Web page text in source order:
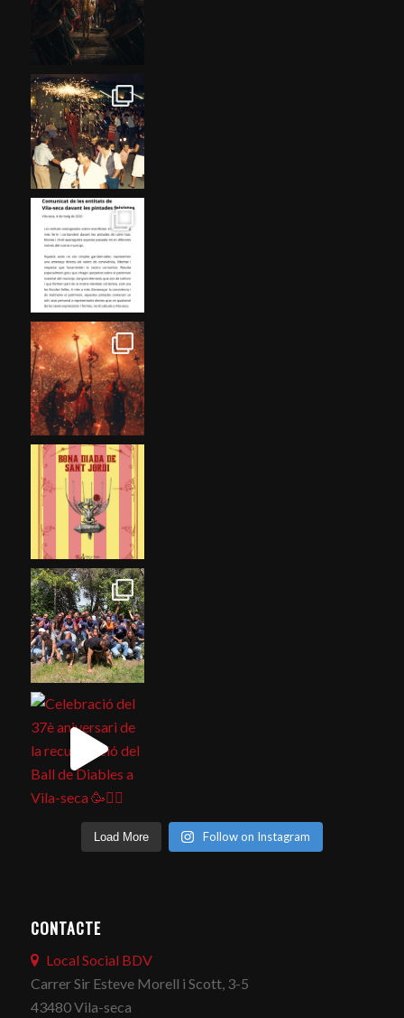
Load More Follow on Instagram
CONTACTE
Local Social BDV
Carrer Sir Esteve Morell i Scott, 3-5
43480 Vila-seca